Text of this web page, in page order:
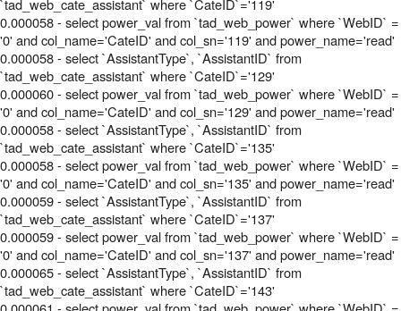
`tad_web_cate_assistant` where `CateID`='119'
0.000058 - select power_val from `tad_web_power` where `WebID` =
'0' and col_name='CateID' and col_sn='119' and power_name='read'
0.000058 - select `AssistantType`, `AssistantID` from
`tad_web_cate_assistant` where `CateID`='129'
0.000060 - select power_val from `tad_web_power` where `WebID` =
'0' and col_name='CateID' and col_sn='129' and power_name='read'
0.000058 - select `AssistantType`, `AssistantID` from
`tad_web_cate_assistant` where `CateID`='135'
0.000058 - select power_val from `tad_web_power` where `WebID` =
'0' and col_name='CateID' and col_sn='135' and power_name='read'
0.000059 - select `AssistantType`, `AssistantID` from
`tad_web_cate_assistant` where `CateID`='137'
0.000059 - select power_val from `tad_web_power` where `WebID` =
'0' and col_name='CateID' and col_sn='137' and power_name='read'
0.000065 - select `AssistantType`, `AssistantID` from
`tad_web_cate_assistant` where `CateID`='143'